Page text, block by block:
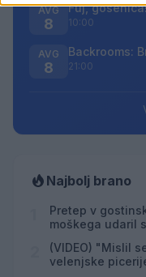
AVG
8
Fuj,
10:00
AVG
8
Backrooms:
21:00
Najbolj brano
Pretep v
moškega udaril
(VIDEO) "Mislil
velenjske